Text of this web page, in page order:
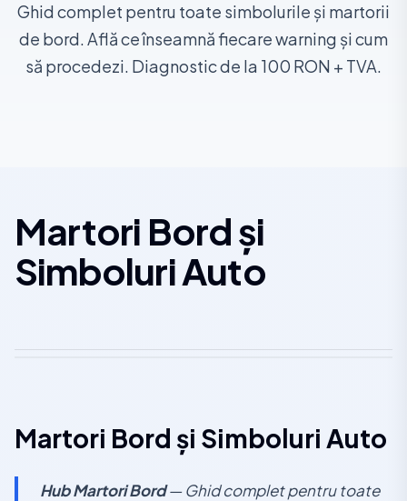
Ghid complet pentru toate simbolurile și martorii
de bord. Află ce înseamnă fiecare warning și cum
să procedezi. Diagnostic de la 100 RON + TVA.
Martori Bord și
Simboluri Auto
Martori Bord și Simboluri Auto
Hub Martori Bord— Ghid complet pentru toate